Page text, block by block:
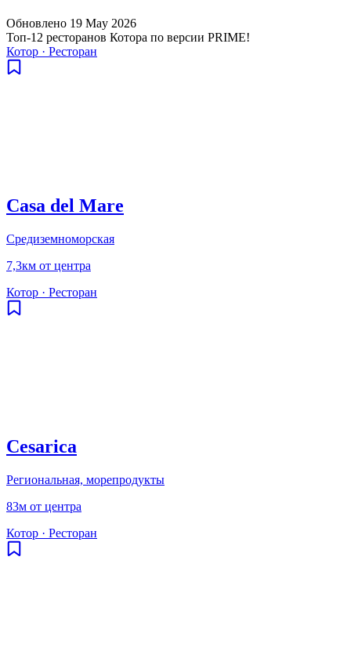
Обновлено 19 May 2026
Топ-12 ресторанов Котора по версии PRIME!
Котор · Ресторан
Casa del Mare
Средиземноморская
7,3км от центра
Котор · Ресторан
Cesarica
Региональная, морепродукты
83м от центра
Котор · Ресторан